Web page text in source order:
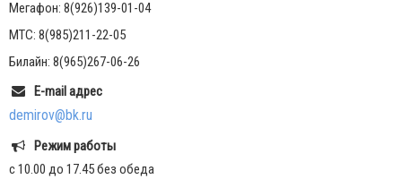
Мегафон: 8(926)139-01-04
МТС: 8(985)211-22-05
Билайн: 8(965)267-06-26
E-mail адрес
demirov@bk.ru
Режим работы
с 10.00 до 17.45 без обеда